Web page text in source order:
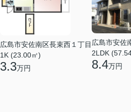
広島市安佐南区長束西１丁目
1K (23.00㎡)
3.3万円
広島市安佐
2LDK
8.4万円